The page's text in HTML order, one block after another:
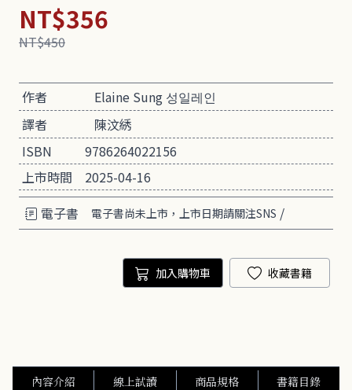
NT$356
NT$450
作者
Elaine Sung 성일레인
譯者
陳汶綉
ISBN
9786264022156
上市時間
2025-04-16
電子書
電子書尚未上市，上市日期請關注SNS /
加入購物車 收藏書籍
內容介紹 線上試讀 商品規格 書籍目錄